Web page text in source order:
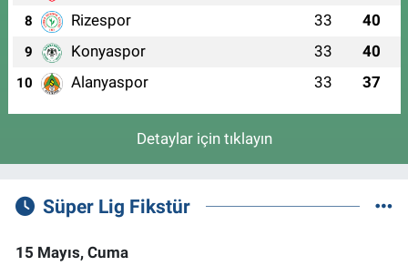
8 Rizespor 33 40
9 Konyaspor 33 40
10 Alanyaspor 33 37
Detaylar için tıklayın
Süper Lig Fikstür
15 Mayıs, Cuma